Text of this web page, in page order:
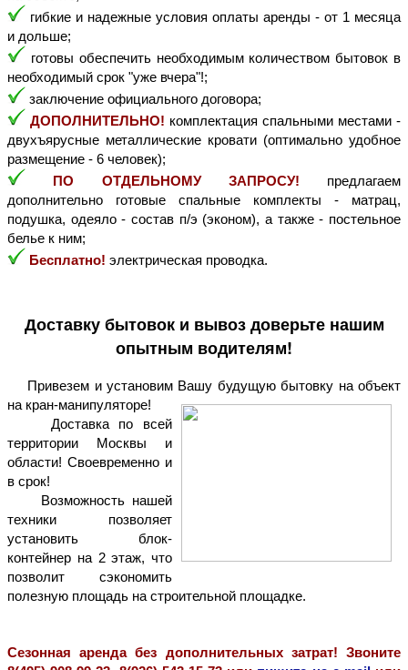
гибкие и надежные условия оплаты аренды - от 1 месяца
и дольше;
готовы обеспечить необходимым количеством бытовок в
необходимый срок "уже вчера"!;
заключение официального договора;
ДОПОЛНИТЕЛЬНО! комплектация спальными местами -
двухъярусные металлические кровати (оптимально удобное
размещение - 6 человек);
ПО ОТДЕЛЬНОМУ ЗАПРОСУ! предлагаем
дополнительно готовые спальные комплекты - матрац,
подушка, одеяло - состав п/э (эконом), а также - постельное
белье к ним;
Бесплатно! электрическая проводка.
Доставку бытовок и вывоз доверьте нашим
опытным водителям!
Привезем и установим Вашу будущую бытовку на объект
на кран-манипуляторе!
Доставка по всей
территории Москвы и
области! Своевременно и
в срок!
Возможность нашей
техники позволяет
установить блок-
контейнер на 2 этаж, что
позволит сэкономить
полезную площадь на строительной площадке.
Сезонная аренда без дополнительных затрат! Звоните